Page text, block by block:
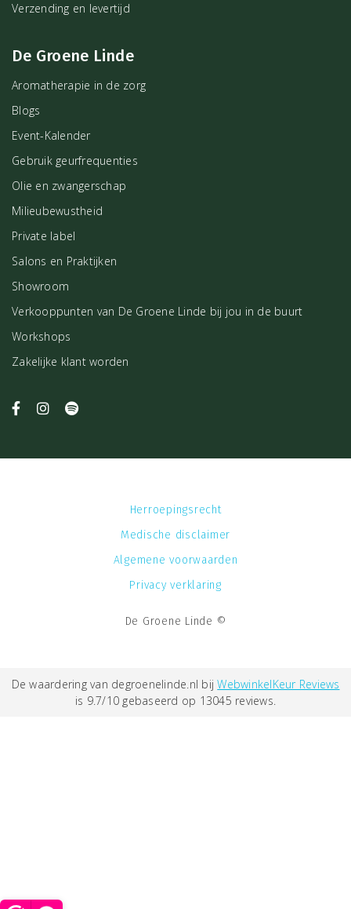
Verzending en levertijd
De Groene Linde
Aromatherapie in de zorg
Blogs
Event-Kalender
Gebruik geurfrequenties
Olie en zwangerschap
Milieubewustheid
Private label
Salons en Praktijken
Showroom
Verkooppunten van De Groene Linde bij jou in de buurt
Workshops
Zakelijke klant worden
De Groene Linde ©
Herroepingsrecht
Medische disclaimer
Algemene voorwaarden
Privacy verklaring
De waardering van degroenelinde.nl bijWebwinkelKeur Reviews
is 9.7/10 gebaseerd op 13045 reviews.